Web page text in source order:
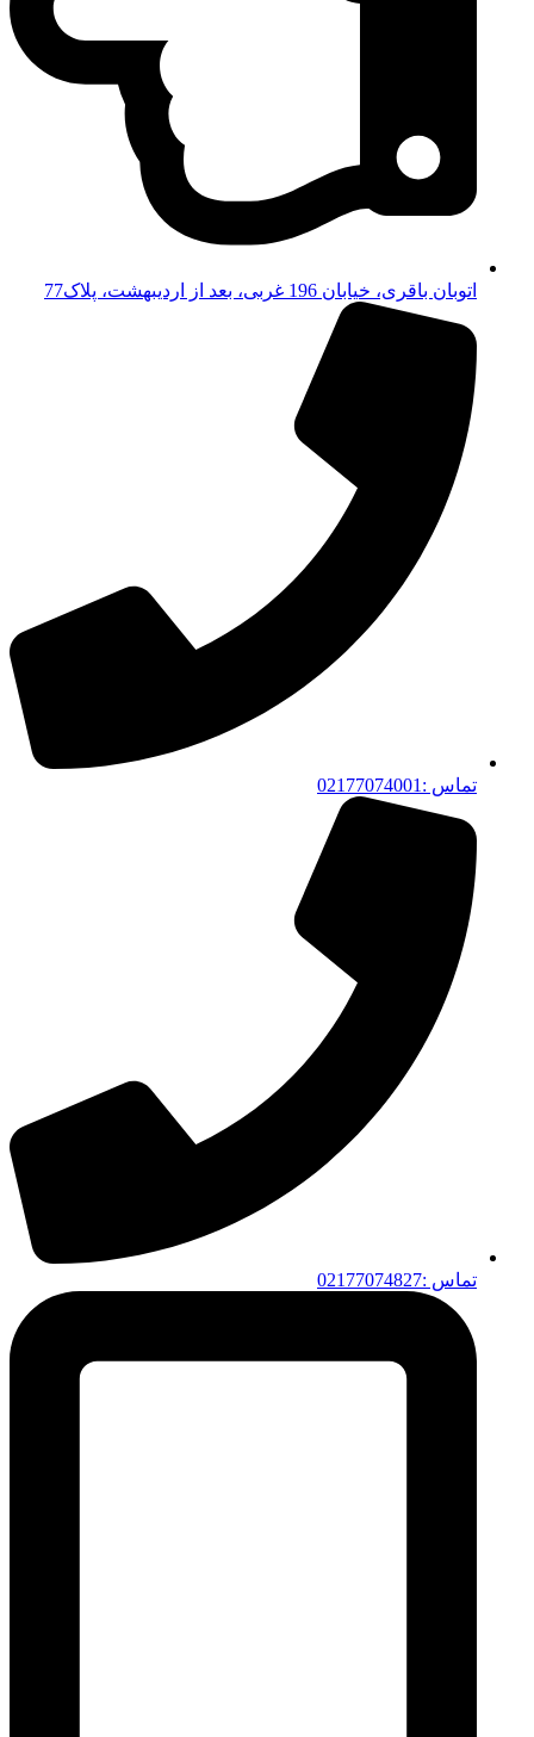
اتوبان باقری، خیابان 196 غربی، بعد از اردیبهشت، پلاک77
تماس :02177074001
تماس :02177074827